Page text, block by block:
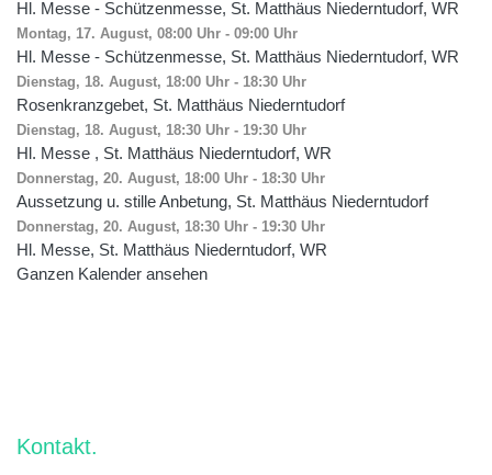
Hl. Messe - Schützenmesse, St. Matthäus Niederntudorf, WR
Montag, 17. August, 08:00 Uhr - 09:00 Uhr
Hl. Messe - Schützenmesse, St. Matthäus Niederntudorf, WR
Dienstag, 18. August, 18:00 Uhr - 18:30 Uhr
Rosenkranzgebet, St. Matthäus Niederntudorf
Dienstag, 18. August, 18:30 Uhr - 19:30 Uhr
Hl. Messe , St. Matthäus Niederntudorf, WR
Donnerstag, 20. August, 18:00 Uhr - 18:30 Uhr
Aussetzung u. stille Anbetung, St. Matthäus Niederntudorf
Donnerstag, 20. August, 18:30 Uhr - 19:30 Uhr
Hl. Messe, St. Matthäus Niederntudorf, WR
Ganzen Kalender ansehen
Kontakt